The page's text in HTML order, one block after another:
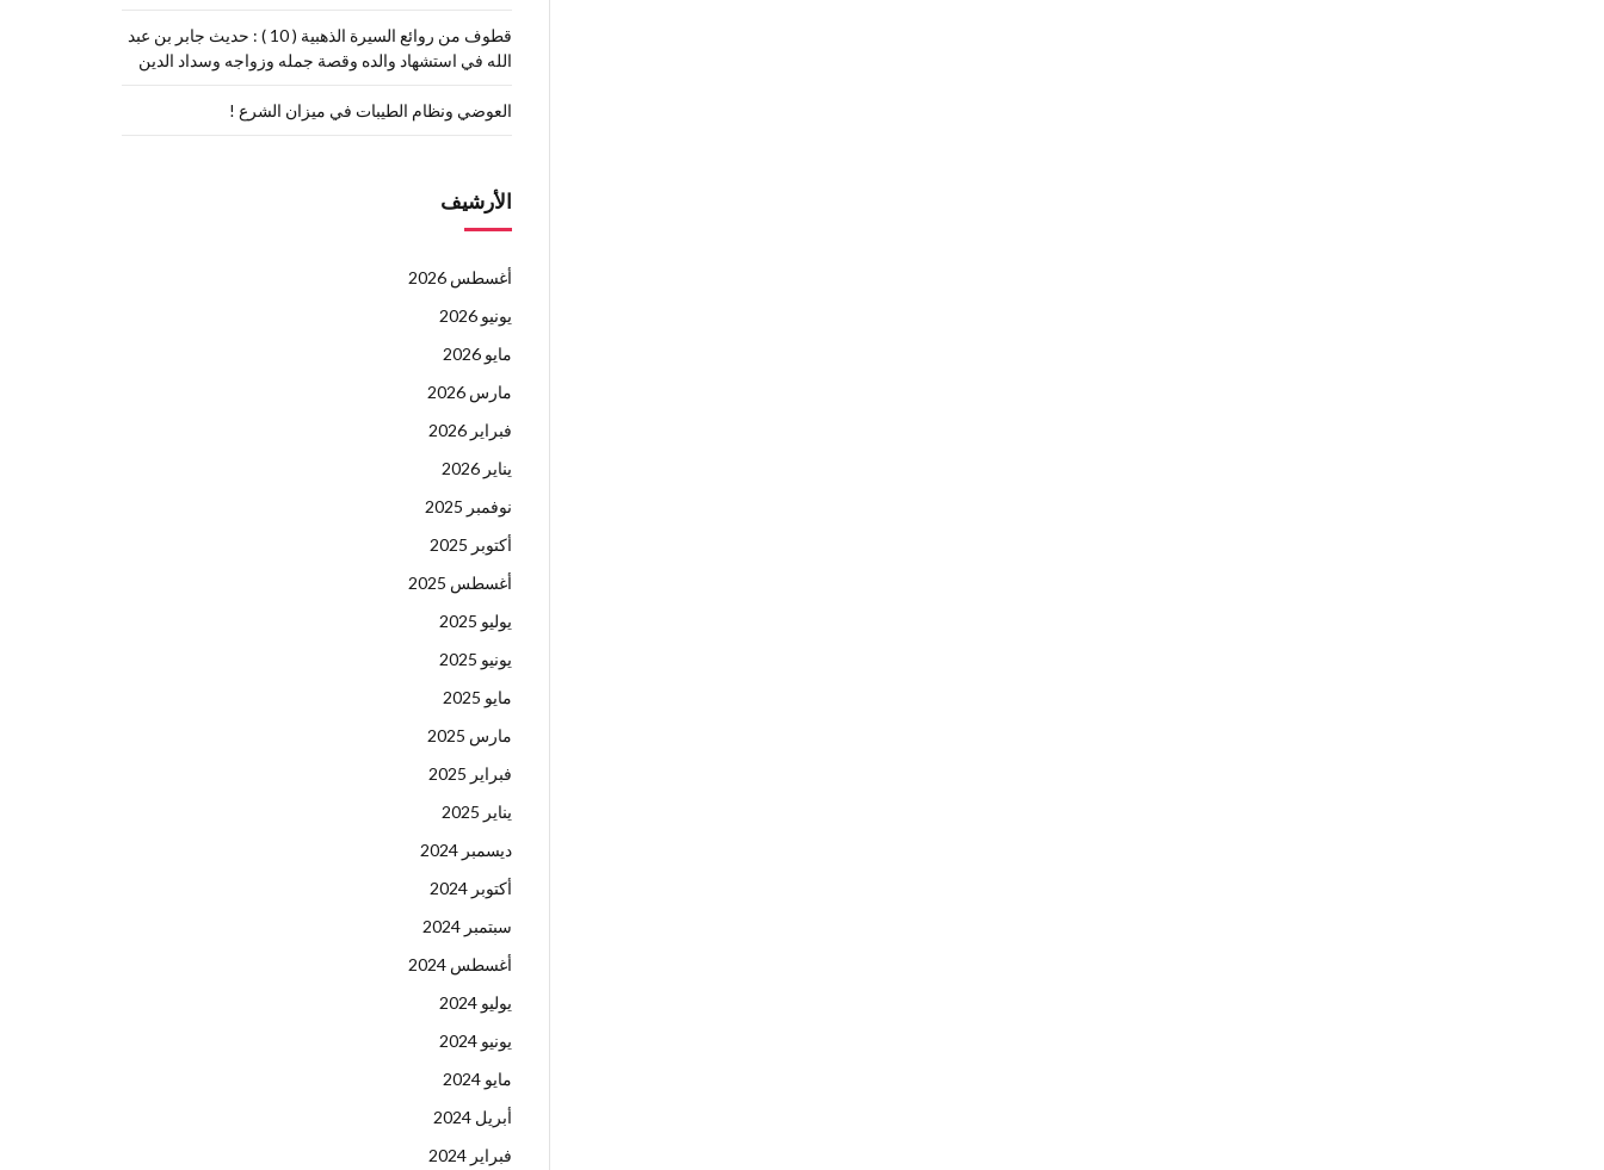
قطوف من روائع السيرة الذهبية ( 10 ) : حديث جابر بن عبد
الله في استشهاد والده وقصة جمله وزواجه وسداد الدين
العوضي ونظام الطيبات في ميزان الشرع !
الأرشيف
أغسطس 2026
يونيو 2026
مايو 2026
مارس 2026
فبراير 2026
يناير 2026
نوفمبر 2025
أكتوبر 2025
أغسطس 2025
يوليو 2025
يونيو 2025
مايو 2025
مارس 2025
فبراير 2025
يناير 2025
ديسمبر 2024
أكتوبر 2024
سبتمبر 2024
أغسطس 2024
يوليو 2024
يونيو 2024
مايو 2024
أبريل 2024
فبراير 2024